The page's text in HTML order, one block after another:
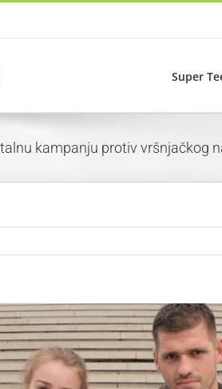
Super
kampanju protiv vršnjačkog